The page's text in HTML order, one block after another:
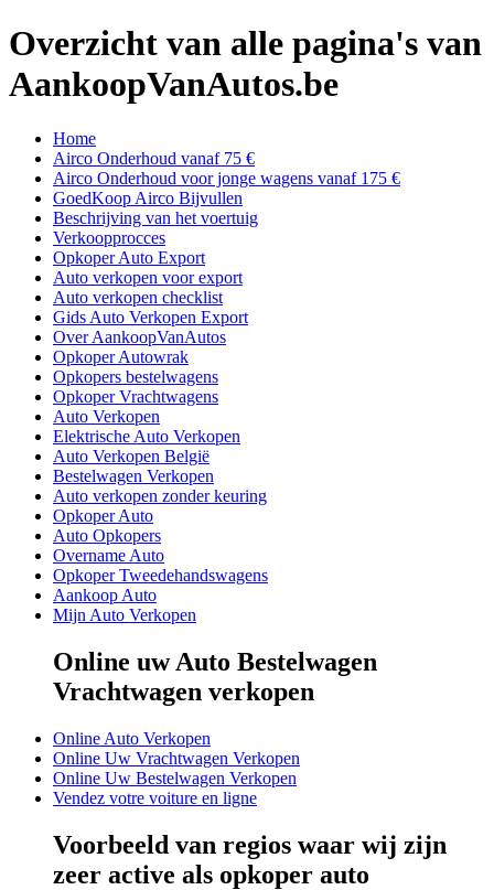
Overzicht van alle pagina's van
AankoopVanAutos.be
Home
Airco Onderhoud vanaf 75 €
Airco Onderhoud voor jonge wagens vanaf 175 €
GoedKoop Airco Bijvullen
Beschrijving van het voertuig
Verkoopprocces
Opkoper Auto Export
Auto verkopen voor export
Auto verkopen checklist
Gids Auto Verkopen Export
Over AankoopVanAutos
Opkoper Autowrak
Opkopers bestelwagens
Opkoper Vrachtwagens
Auto Verkopen
Elektrische Auto Verkopen
Auto Verkopen België
Bestelwagen Verkopen
Auto verkopen zonder keuring
Opkoper Auto
Auto Opkopers
Overname Auto
Opkoper Tweedehandswagens
Aankoop Auto
Mijn Auto Verkopen
Online uw Auto Bestelwagen
Vrachtwagen verkopen
Online Auto Verkopen
Online Uw Vrachtwagen Verkopen
Online Uw Bestelwagen Verkopen
Vendez votre voiture en ligne
Voorbeeld van regios waar wij zijn
zeer active als opkoper auto